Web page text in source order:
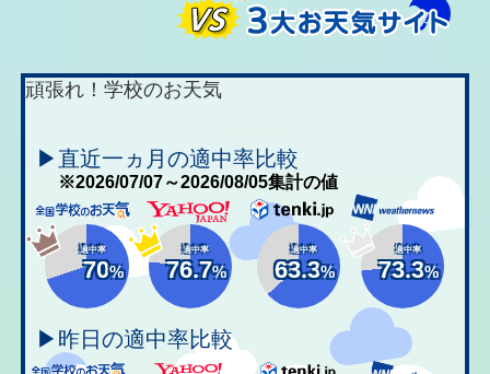
頑張れ！学校のお天気
▶直近一ヵ月の適中率比較
※2026/07/07～2026/08/05集計の値
適中率
70%
適中率
76.7%
適中率
63.3%
適中率
73.3%
▶昨日の適中率比較